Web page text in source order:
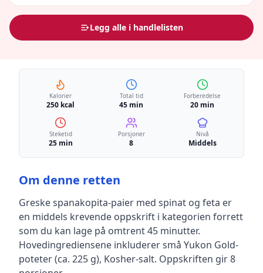
Legg alle i handlelisten
Kalorier
250 kcal
Total tid
45 min
Forberedelse
20 min
Steketid
25 min
Porsjoner
8
Nivå
Middels
Om denne retten
Greske spanakopita-paier med spinat og feta er
en middels krevende oppskrift i kategorien forrett
som du kan lage på omtrent 45 minutter.
Hovedingrediensene inkluderersmå Yukon Gold-
poteter (ca. 225 g), Kosher-salt. Oppskriften gir8